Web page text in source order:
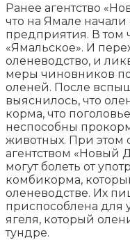
Ранее агентство
что на Ямале
предприятия. В том
«Ямальское». И
оленеводство, и
меры чиновников
оленей. После
выяснилось, что
корма, что
неспособны
животных. При этом
агентством «Новый
могут болеть от
комбикорма,
оленеводстве. Их
приспособлена для
ягеля, который
тундре.